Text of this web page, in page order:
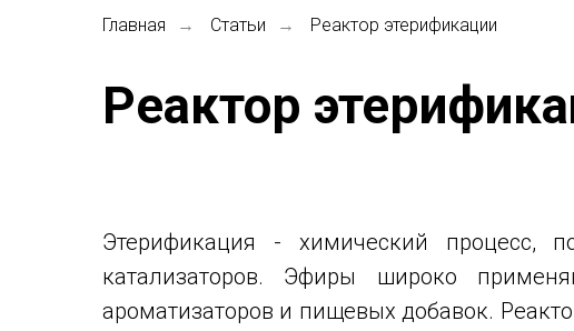
Главная → Статьи → Реактор этерификации
Реактор
Этерификация - химический процесс,
катализаторов. Эфиры широко
ароматизаторов и пищевых добавок.